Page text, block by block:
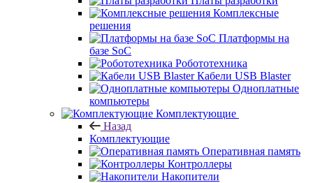
Комплексные
решения
Платформы на
базе SoC
Робототехника
Кабели USB Blaster
Одноплатные
компьютеры
Комплектующие
Назад
Комплектующие
Оперативная память
Контроллеры
Накопители